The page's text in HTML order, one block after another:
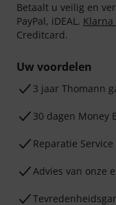
Betaalt u veilig en
PayPal, iDEAL, Klarna
Creditcard.
Uw voordelen
3 jaar Thomann
30 dagen Money
Reparatie Service
Advies van onze